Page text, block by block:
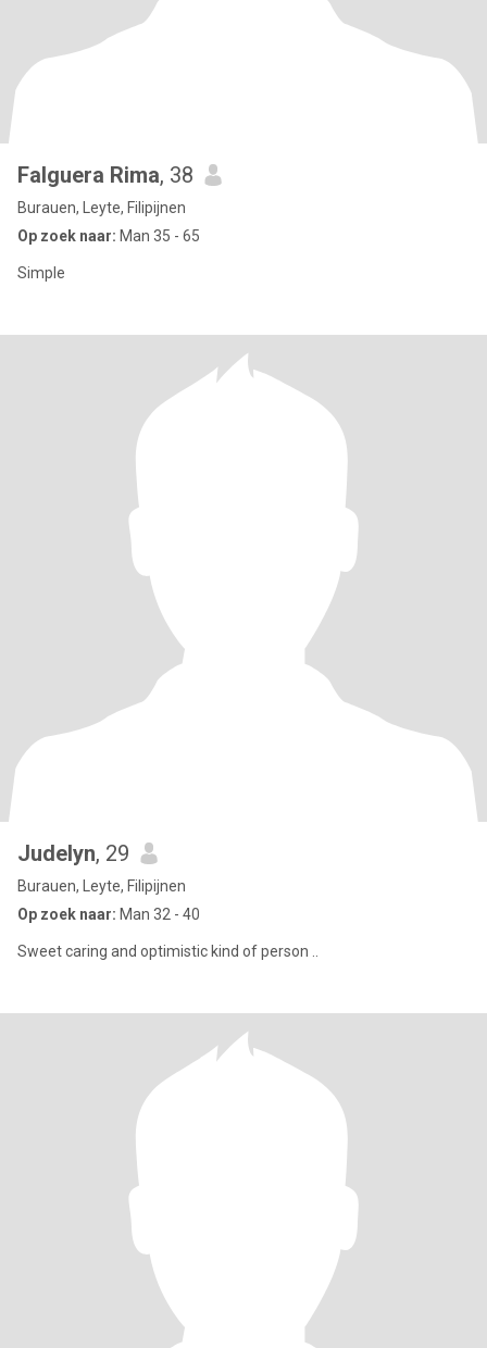
Falguera Rima, 38
Burauen, Leyte, Filipijnen
Op zoek naar: Man 35 - 65
Simple
Judelyn, 29
Burauen, Leyte, Filipijnen
Op zoek naar: Man 32 - 40
Sweet caring and optimistic kind of person ..